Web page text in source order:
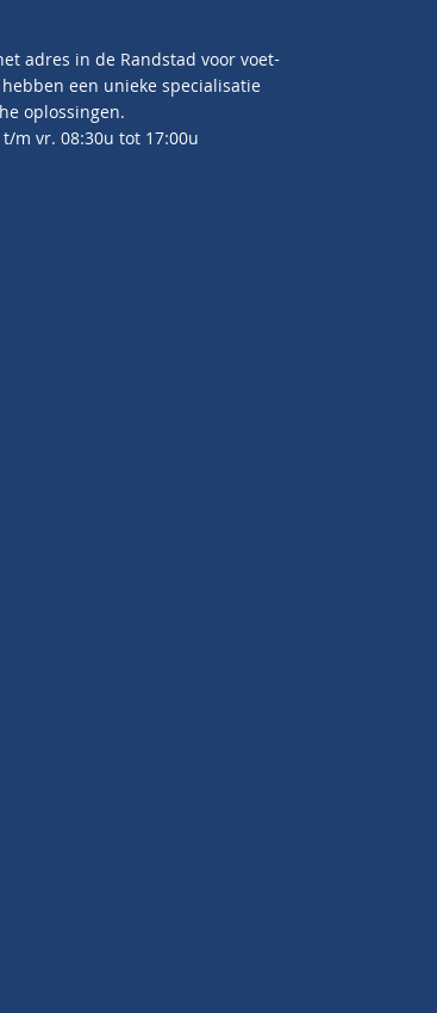
adres in de Randstad voor voet-
een unieke specialisatie
oplossingen.
m vr. 08:30u tot 17:00u